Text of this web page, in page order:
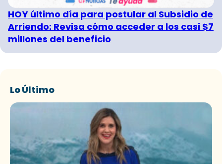
HOY último día para postular al Subsidio de
Arriendo: Revisa cómo acceder a los casi $7
millones del beneficio
Lo Último